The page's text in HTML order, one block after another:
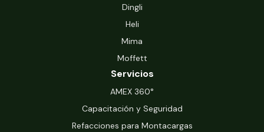
Dingli
Heli
Mima
Moffett
Servicios
‍AMEX 360°
Capacitación y Seguridad
Refacciones para Montacargas